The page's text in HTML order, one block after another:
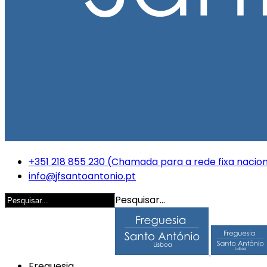
+351 218 855 230 (Chamada para a rede fixa
info@jfsantoantonio.pt
Pesquisar...